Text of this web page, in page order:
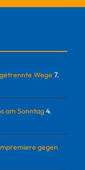
Wege 7.
am Sonntag4.
gegen